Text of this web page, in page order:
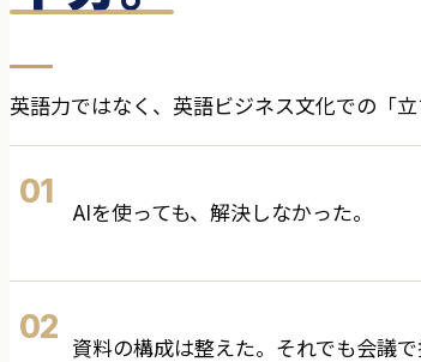
英語力ではなく、英語ビジネス文化での「
01
AIを使っても、解決しなかった。
02
資料の構成は整えた。それでも会議で